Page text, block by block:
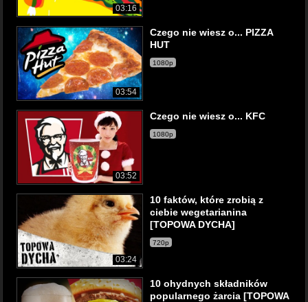
03:16
03:54
Czego nie wiesz o... PIZZA
HUT
1080p
03:52
Czego nie wiesz o... KFC
1080p
03:24
10 faktów, które zrobią z
ciebie wegetarianina
[TOPOWA DYCHA]
720p
10 ohydnych składników
popularnego żarcia [TOPOWA